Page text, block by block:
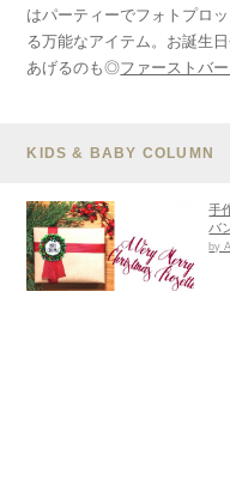
はパーティーでフォトプロ
る万能なアイテム。お誕生
あげるのも◎ファーストバ
KIDS & BABY COLUMN
手
バ
by